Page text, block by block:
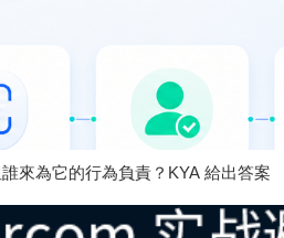
來為它的行為負責？KYA 給出答案